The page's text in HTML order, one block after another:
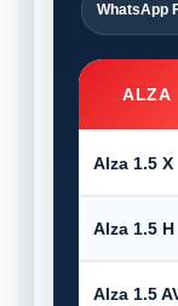
WhatsApp
ALZA
Alza 1.5 X
Alza 1.5 H
Alza 1.5